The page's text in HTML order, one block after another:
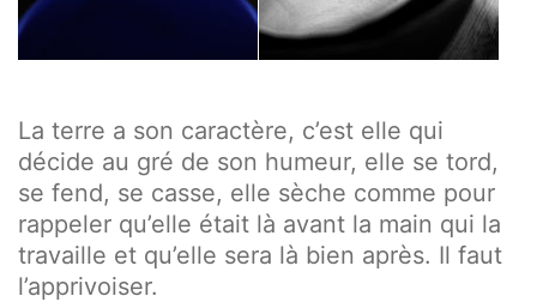
La terre a son caractère, c’est elle qui
décide au gré de son humeur, elle se tord,
se fend, se casse, elle sèche comme pour
rappeler qu’elle était là avant la main qui la
travaille et qu’elle sera là bien après. Il faut
l’apprivoiser.